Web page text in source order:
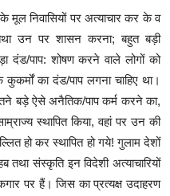
मूल निवासियों पर अत्याचार कर के व
उन पर शासन करना; बहुत बड़ी
दंड/पाप: शोषण करने वाले लोगों को
का दंड/पाप लगना चाहिए था।
बड़े ऐसे अनैतिक/पाप कर्म करने का,
स्थापित किया, वहां पर उन की
हो कर स्थापित हो गये! गुलाम देशों
संस्कृति इन विदेशी अत्याचारियों
पर हैं। जिस का प्रत्यक्ष उदाहरण